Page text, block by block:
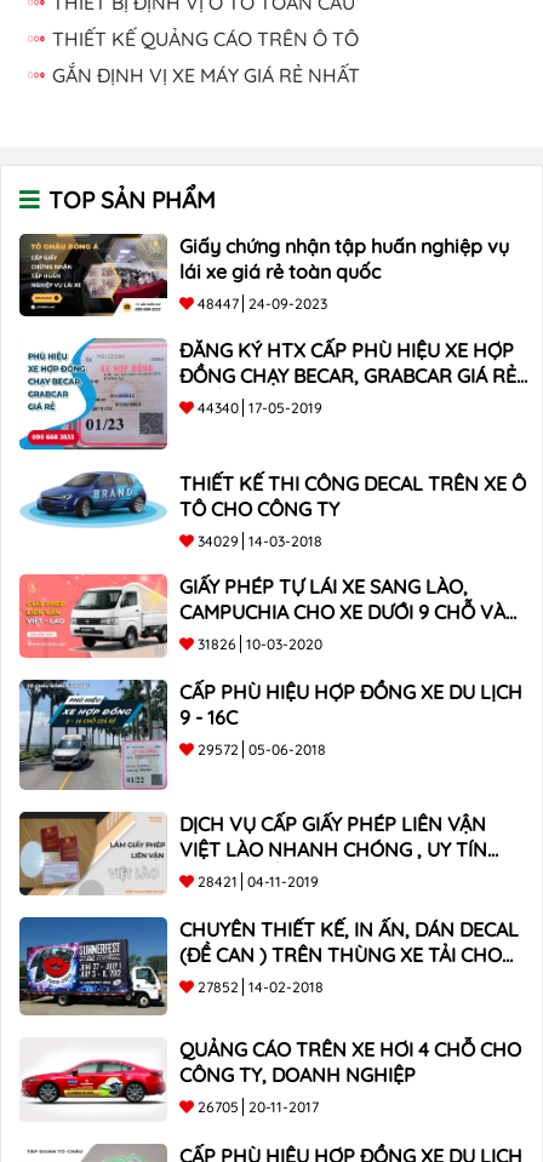
THIẾT KẾ QUẢNG CÁO TRÊN Ô TÔ
GẮN ĐỊNH VỊ XE MÁY GIÁ RẺ NHẤT
TOP SẢN PHẨM
Giấy chứng nhận tập huấn nghiệp vụ
lái xe giá rẻ toàn quốc
48447 24-09-2023
ĐĂNG KÝ HTX CẤP PHÙ HIỆU XE HỢP
ĐỒNG CHẠY BECAR, GRABCAR GIÁ RẺ
NHẤT
44340 17-05-2019
THIẾT KẾ THI CÔNG DECAL TRÊN XE Ô
TÔ CHO CÔNG TY
34029 14-03-2018
GIẤY PHÉP TỰ LÁI XE SANG LÀO,
CAMPUCHIA CHO XE DƯỚI 9 CHỖ VÀ
XE BÁN TẢI
31826 10-03-2020
CẤP PHÙ HIỆU HỢP ĐỒNG XE DU LỊCH
9 - 16C
29572 05-06-2018
DỊCH VỤ CẤP GIẤY PHÉP LIÊN VẬN
VIỆT LÀO NHANH CHÓNG , UY TÍN
TOÀN QUỐC
28421 04-11-2019
CHUYÊN THIẾT KẾ, IN ẤN, DÁN DECAL
(ĐỀ CAN ) TRÊN THÙNG XE TẢI CHO
CÔNG TY
27852 14-02-2018
QUẢNG CÁO TRÊN XE HƠI 4 CHỖ CHO
CÔNG TY, DOANH NGHIỆP
26705 20-11-2017
CẤP PHÙ HIỆU HỢP ĐỒNG XE DU LỊCH